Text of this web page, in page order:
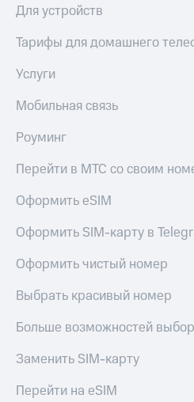
Пополнить
МТС
Пополнить
оператора
интернета
ТВ
Переводы
телефона
по QR-
Для устройств
Тарифы для домашнего
Услуги
Мобильная связь
Роуминг
Перейти в МТС со своим
Оформить eSIM
Оформить SIM-карту в
Оформить чистый номер
Выбрать красивый номер
Больше возможностей
Заменить SIM-карту
Перейти на eSIM